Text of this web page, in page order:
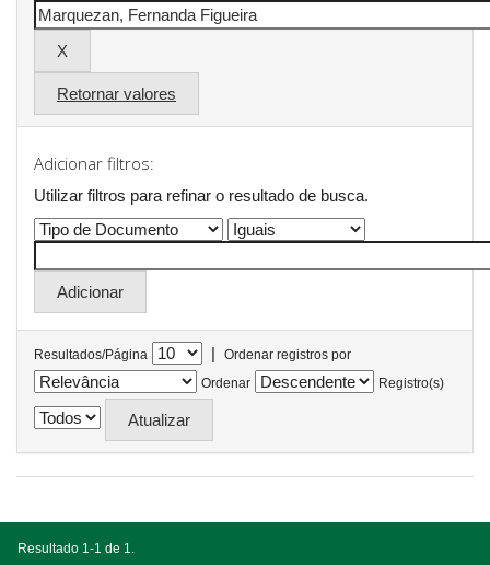
Retornar valores
Adicionar filtros:
Utilizar filtros para refinar o resultado de busca.
Resultados/Página |
Ordenar registros por
Ordenar
Registro(s)
Resultado 1-1 de 1.